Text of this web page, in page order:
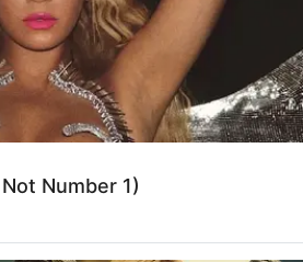
Number 1)